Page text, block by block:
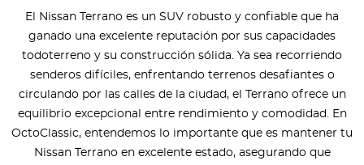
El Nissan Terrano es un SUV robusto y confiable que ha
ganado una excelente reputación por sus capacidades
todoterreno y su construcción sólida. Ya sea recorriendo
senderos difíciles, enfrentando terrenos desafiantes o
circulando por las calles de la ciudad, el Terrano ofrece un
equilibrio excepcional entre rendimiento y comodidad. En
OctoClassic, entendemos lo importante que es mantener tu
Nissan Terrano en excelente estado, asegurando que